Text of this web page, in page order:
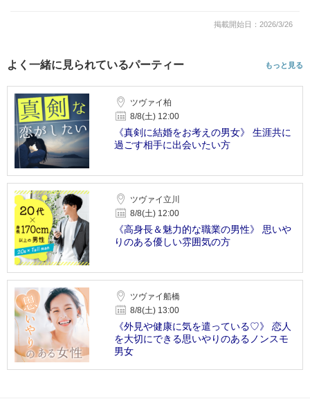
掲載開始日：2026/3/26
よく一緒に見られているパーティー もっと見る
ツヴァイ柏
8/8(土) 12:00
《真剣に結婚をお考えの男女》 生涯共に
過ごす相手に出会いたい方
ツヴァイ立川
8/8(土) 12:00
《高身長＆魅力的な職業の男性》 思いや
りのある優しい雰囲気の方
ツヴァイ船橋
8/8(土) 13:00
《外見や健康に気を遣っている♡》 恋人
を大切にできる思いやりのあるノンスモ
男女